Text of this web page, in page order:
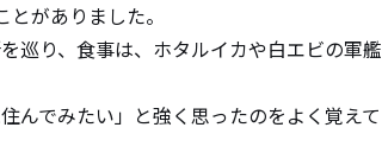
がありました。
巡り、食事は、ホタルイカや白エビの軍艦
んでみたい」と強く思ったのをよく覚えて